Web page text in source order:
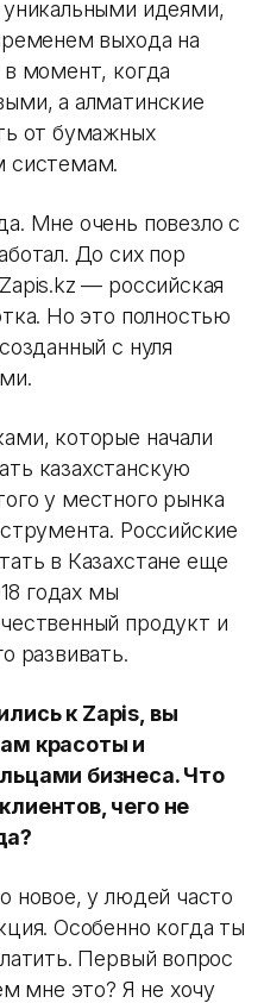
идеями,
выхода на
момент, когда
а алматинские
от бумажных
системам.
Мне очень повезло с
До сих пор
— российская
Но это полностью
с нуля
которые начали
казахстанскую
у местного рынка
Российские
в Казахстане еще
годах мы
продукт и
развивать.
к Zapis, вы
красоты и
бизнеса. Что
чего не
новое, у людей часто
Особенно когда ты
Первый вопрос
мне это? Я не хочу